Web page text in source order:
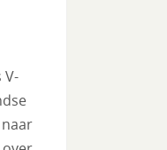
V-